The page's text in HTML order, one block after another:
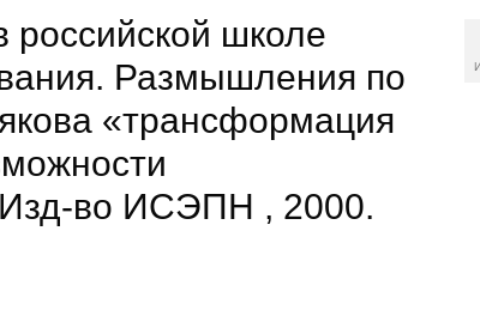
российской школе
Размышления по
«трансформация
Изд-во ИСЭПН , 2000.